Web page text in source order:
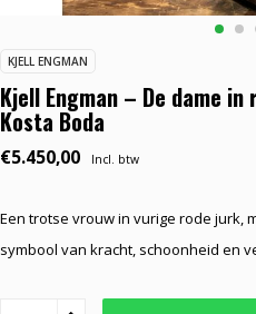
KJELL ENGMAN
Kjell Engman – De dame
Kosta Boda
€5.450,00 Incl. btw
Een trotse vrouw in vurige rode jurk,
symbool van kracht, schoonheid en